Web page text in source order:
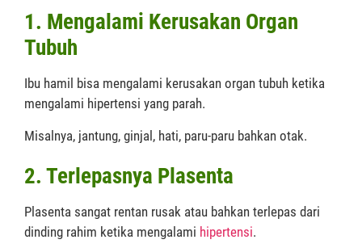
1. Mengalami Kerusakan Organ
Tubuh
Ibu hamil bisa mengalami kerusakan organ tubuh ketika
mengalami hipertensi yang parah.
Misalnya, jantung, ginjal, hati, paru-paru bahkan otak.
2. Terlepasnya Plasenta
Plasenta sangat rentan rusak atau bahkan terlepas dari
dinding rahim ketika mengalami hipertensi.